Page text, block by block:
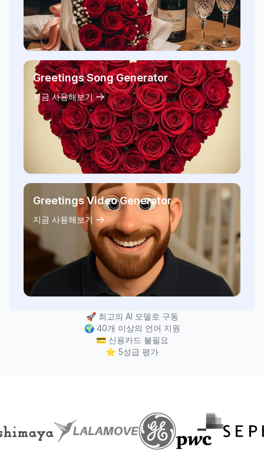
Greetings Song Generator
지금 사용해보기
Greetings Video Generator
지금 사용해보기
🚀 최고의 AI 모델로 구동
🌍 40개 이상의 언어 지원
💳 신용카드 불필요
⭐ 5성급 평가